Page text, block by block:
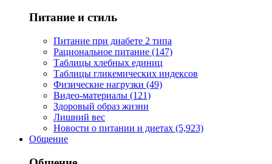
Питание и стиль
Питание при диабете 2 типа
Рациональное питание (147)
Таблицы хлебных единиц
Таблицы гликемических индексов
Физические нагрузки (49)
Видео-материалы (121)
Здоровый образ жизни
Лишний вес
Новости о питании и диетах (5,923)
Общение